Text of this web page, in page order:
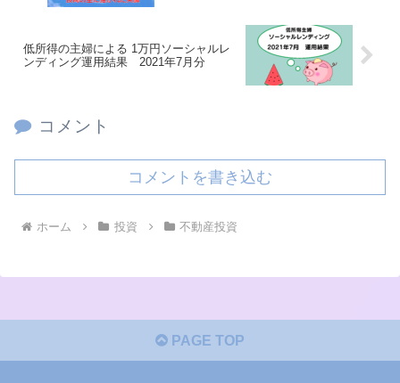
低所得の主婦による 1万円ソーシャルレ
ンディング運用結果 2021年7月分
コメント
コメントを書き込む
ホーム 投資 不動産投資
PAGE TOP